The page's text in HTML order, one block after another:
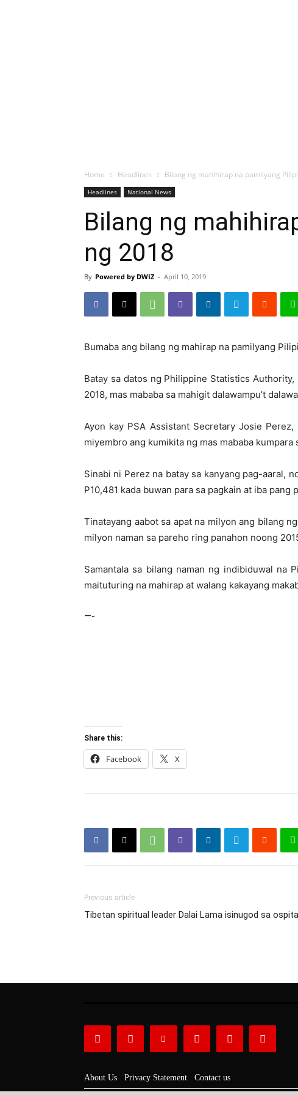
Home Headlines Bilang ng mahihirap na pamilyang
Headlines National News
Bilang ng
ng 2018
By Powered by DWIZ - April 10, 2019
Bumaba ang bilang ng mahirap na pamilyang
Batay sa datos ng Philippine Statistics
2018, mas mababa sa mahigit dalawampu’t
Ayon kay PSA Assistant Secretary Josie
miyembro ang kumikita ng mas mababa
Sinabi ni Perez na batay sa kanyang pag-aaral,
P10,481 kada buwan para sa pagkain at iba
Tinatayang aabot sa apat na milyon ang bilang
milyon naman sa pareho ring panahon noong
Samantala sa bilang naman ng indibiduwal na
maituturing na mahirap at walang kakayang
—-
Share this:
Facebook X
Previous article
Tibetan spiritual leader Dalai Lama isinugod sa
About Us Privacy Statement Contact us